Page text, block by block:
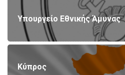
Υπουργείο Εθνικής Άμυνας
Κύπρος